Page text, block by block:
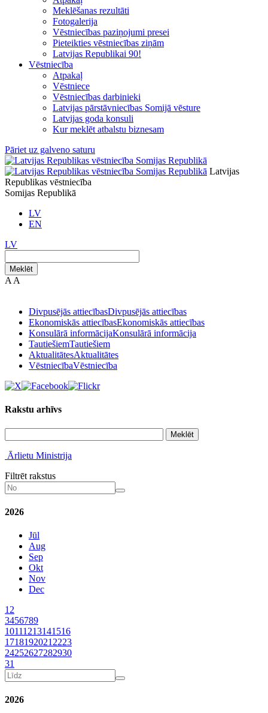
Meklēšanas rezultāti
Fotogalerija
Vēstniecības paziņojumi presei
Pieteikties vēstniecības ziņām
Latvijas Republikai 90!
Vēstniecība
Atpakaļ
Vēstniece
Vēstniecības darbinieki
Latvijas pārstāvniecības Somijā vēsture
Latvijas goda konsuli
Kur meklēt atbalstu biznesam
Pāriet uz galveno saturu
Latvijas
Republikas vēstniecība
Somijas Republikā
LV
EN
LV
Meklēt
A A
Divpusējās attiecībasDivpusējās attiecības
Ekonomiskās attiecībasEkonomiskās attiecības
Konsulārā informācijaKonsulārā informācija
TautiešiemTautiešiem
AktualitātesAktualitātes
VēstniecībaVēstniecība
Rakstu arhīvs
Meklēt
Ārlietu Ministrija
Filtrēt rakstus
2026
Jūl
Aug
Sep
Okt
Nov
Dec
1 2
3456789
10111213141516
1718192021 2223
24252627282930
31
2026